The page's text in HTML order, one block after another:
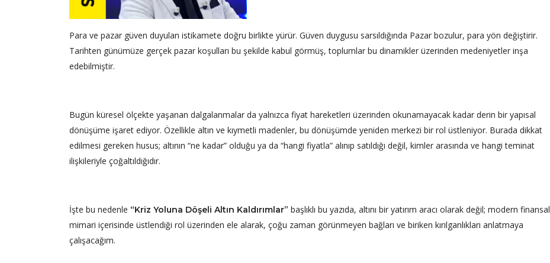
Para ve pazar güven duyulan istikamete doğru birlikte yürür. Güven duygusu sarsıldığında Pazar bozulur, para yön değiştirir.
Tarihten günümüze gerçek pazar koşulları bu şekilde kabul görmüş, toplumlar bu dinamikler üzerinden medeniyetler inşa
edebilmiştir.
Bugün küresel ölçekte yaşanan dalgalanmalar da yalnızca fiyat hareketleri üzerinden okunamayacak kadar derin bir yapısal
dönüşüme işaret ediyor. Özellikle altın ve kıymetli madenler, bu dönüşümde yeniden merkezi bir rol üstleniyor. Burada dikkat
edilmesi gereken husus; altının “ne kadar” olduğu ya da “hangi fiyatla” alınıp satıldığı değil, kimler arasında ve hangi teminat
ilişkileriyle çoğaltıldığıdır.
İşte bu nedenle “Kriz Yoluna Döşeli Altın Kaldırımlar” başlıklı bu yazıda, altını bir yatırım aracı olarak değil; modern finansal
mimari içerisinde üstlendiği rol üzerinden ele alarak, çoğu zaman görünmeyen bağları ve biriken kırılganlıkları anlatmaya
çalışacağım.